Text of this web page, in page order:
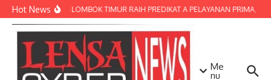
Lewati ke konten
Hot NewsPOLRES LOMBOK TIMUR RAIH PREDIKAT A PELAYANAN PRIMA,
Me
nu